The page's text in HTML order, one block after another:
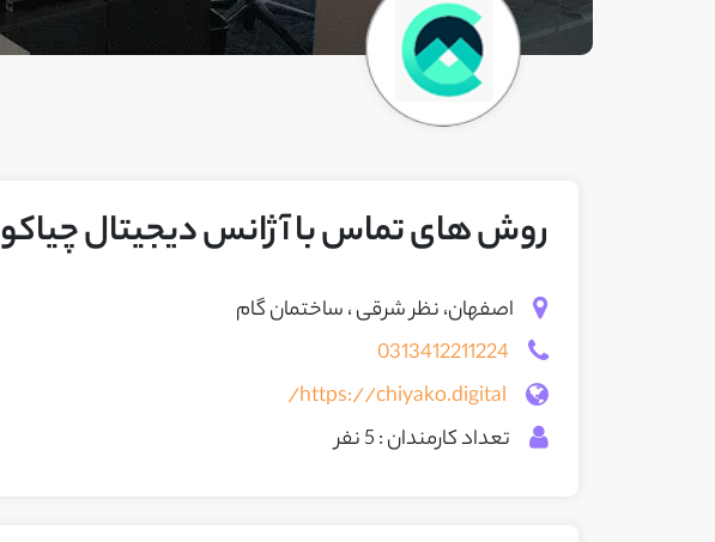
روش های تماس با آژانس دیجیتال چیاکو
اصفهان، نظر شرقی ، ساختمان گام
0313412211224
https://chiyako.digital/
تعداد کارمندان : 5 نفر